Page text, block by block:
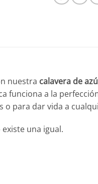
nuestra calavera de
funciona a la
para dar vida a
una igual.